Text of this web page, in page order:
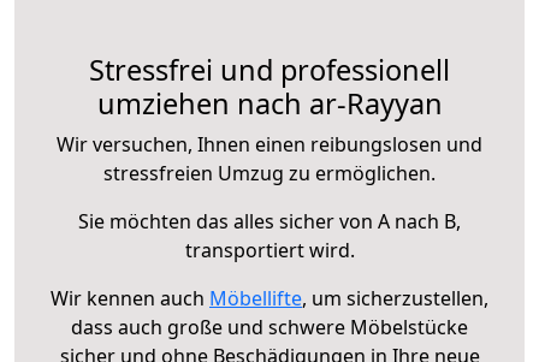
Stressfrei und professionell
umziehen nach ar-Rayyan
Wir versuchen, Ihnen einen reibungslosen und
stressfreien Umzug zu ermöglichen.
Sie möchten das alles sicher von A nach B,
transportiert wird.
Wir kennen auch Möbellifte, um sicherzustellen,
dass auch große und schwere Möbelstücke
sicher und ohne Beschädigungen in Ihre neue